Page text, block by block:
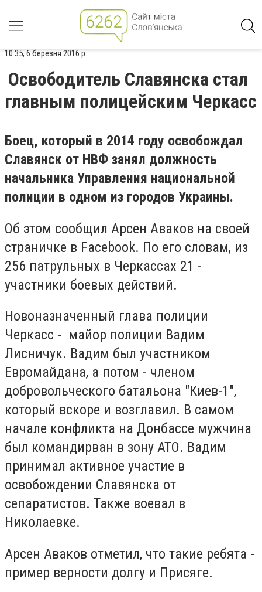
10:35, 6 березня 2016 р.
Освободитель Славянска стал
главным полицейским Черкасс
Боец, который в 2014 году освобождал
Славянск от НВФ занял должность
начальника Управления национальной
полиции в одном из городов Украины.
Об этом сообщил Арсен Аваков на своей
страничке в Facebook. По его словам, из
256 патрульных в Черкассах 21 -
участники боевых действий.
Новоназначенный глава полиции
Черкасс - майор полиции Вадим
Лисничук. Вадим был участником
Евромайдана, а потом - членом
добровольческого батальона "Киев-1",
который вскоре и возглавил. В самом
начале конфликта на Донбассе мужчина
был командирван в зону АТО. Вадим
принимал активное участие в
освобождении Славянска от
сепаратистов. Также воевал в
Николаевке.
Арсен Аваков отметил, что такие ребята -
пример верности долгу и Присяге.